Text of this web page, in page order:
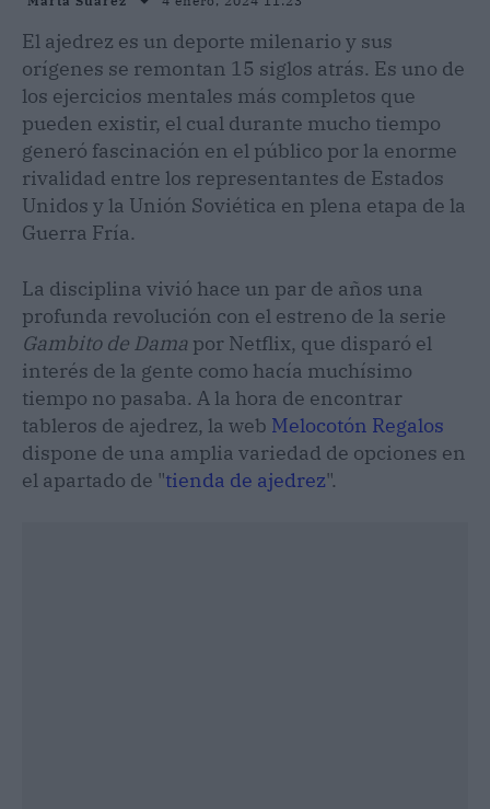
El ajedrez es un deporte milenario y sus
orígenes se remontan 15 siglos atrás. Es uno de
los ejercicios mentales más completos que
pueden existir, el cual durante mucho tiempo
generó fascinación en el público por la enorme
rivalidad entre los representantes de Estados
Unidos y la Unión Soviética en plena etapa de la
Guerra Fría.
La disciplina vivió hace un par de años una
profunda revolución con el estreno de la serie
Gambito de Dama por Netflix, que disparó el
interés de la gente como hacía muchísimo
tiempo no pasaba. A la hora de encontrar
tableros de ajedrez, la web Melocotón Regalos
dispone de una amplia variedad de opciones en
el apartado de "tienda de ajedrez".